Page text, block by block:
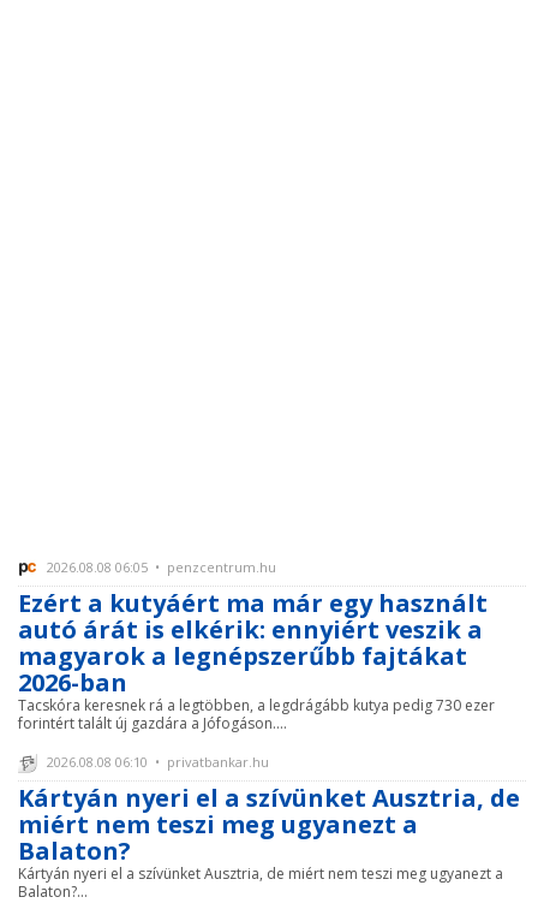
2026.08.08 06:05 • penzcentrum.hu
Ezért a kutyáért ma már egy használt
autó árát is elkérik: ennyiért veszik a
magyarok a legnépszerűbb fajtákat
2026-ban
Tacskóra keresnek rá a legtöbben, a legdrágább kutya pedig 730 ezer
forintért talált új gazdára a Jófogáson....
2026.08.08 06:10 • privatbankar.hu
Kártyán nyeri el a szívünket Ausztria, de
miért nem teszi meg ugyanezt a
Balaton?
Kártyán nyeri el a szívünket Ausztria, de miért nem teszi meg ugyanezt a
Balaton?...